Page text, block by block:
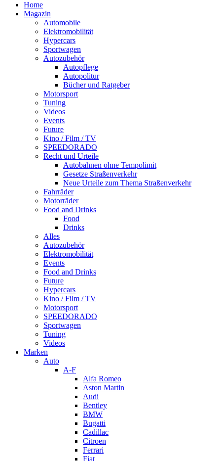
Home
Magazin
Automobile
Elektromobilität
Hypercars
Sportwagen
Autozubehör
Autopflege
Autopolitur
Bücher und Ratgeber
Motorsport
Tuning
Videos
Events
Future
Kino / Film / TV
SPEEDORADO
Recht und Urteile
Autobahnen ohne Tempolimit
Gesetze Straßenverkehr
Neue Urteile zum Thema Straßenverkehr
Fahrräder
Motorräder
Food and Drinks
Food
Drinks
Alles
Autozubehör
Elektromobilität
Events
Food and Drinks
Future
Hypercars
Kino / Film / TV
Motorsport
SPEEDORADO
Sportwagen
Tuning
Videos
Marken
Auto
A-F
Alfa Romeo
Aston Martin
Audi
Bentley
BMW
Bugatti
Cadillac
Citroen
Ferrari
Fiat